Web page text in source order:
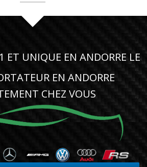
ET UNIQUE EN ANDORRE LE
EN ANDORRE
CHEZ VOUS